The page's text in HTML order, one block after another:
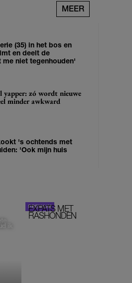
MEER
(35) in het bos en
en deelt de
niet tegenhouden'
yapper: zó wordt nieuwe
minder awkward
's ochtends met
'Ook mijn huis
ik
EXPATS MET
RASHONDEN